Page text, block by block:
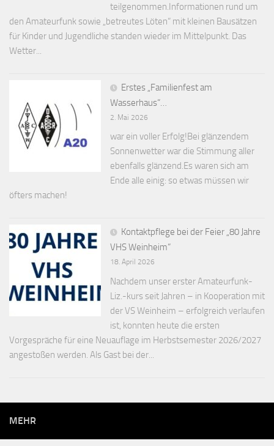
teilgenommen.Informationen rund um
den Amateurfunk sowie „betreutes Löten“ mit kleinen Bausätzen
für Kinder und Jugendliche standen wieder im Mittelpunkt. Das
Wetter...
Erstes „Familienfest am
Wasserhaus“…
2. Mai 2026
war ein voller Erfolg!Bei glänzendem
Sonnenwetter war die Stimmung aller
ebenfalls glänzend.Es waren sich am
Ende alle einig: so etwas müssen wir
öfters machen!
Kontaktpflege bei der Feier „80 Jahre
VHS Weinheim“
18. April 2026
Nachdem unser erster Amateurfunk-
Liz.-kurs seit Jahren – in Kooperation mit
der VS Weinheim – erfolgreich verlaufen
ist, konnten heute die ersten
Vorgespräche für eine Neuauflage im Herbstsemester 2026/2027
angestoßen werden. Als Gast bei der...
MEHR